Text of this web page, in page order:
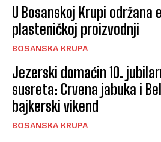
U Bosanskoj Krupi održana
plasteničkoj proizvodnji
BOSANSKA KRUPA
Jezerski domaćin 10.
susreta: Crvena jabuka i
bajkerski vikend
BOSANSKA KRUPA